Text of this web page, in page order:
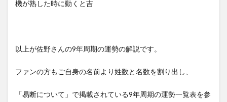
機が熟した時に動くと吉
以上が佐野さんの9年周期の運勢の解説です。
ファンの方もご自身の名前より姓数と名数を割り出し、
「易断について」で掲載されている9年周期の運勢一覧表を参